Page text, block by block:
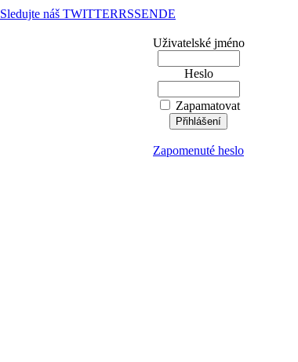
Sledujte náš TWITTERRSSENDE
Uživatelské jméno
Heslo
Zapamatovat
Zapomenuté heslo